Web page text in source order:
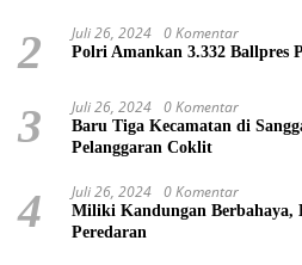
2 Juli 26, 2024 0 Komentar
Polri Amankan 3.332 Ballpres
3 Juli 26, 2024 0 Komentar
Baru Tiga Kecamatan di
Pelanggaran Coklit
4 Juli 26, 2024 0 Komentar
Miliki Kandungan
Peredaran